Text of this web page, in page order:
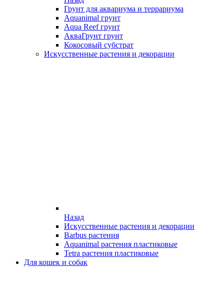
Грунт для аквариума и террариума
Aquanimal грунт
Aqua Reef грунт
АкваГрунт грунт
Кокосовый субстрат
Искусственные растения и декорации
Назад
Искусственные растения и декорации
Barbus растения
Aquanimal растения пластиковые
Tetra растения пластиковые
Для кошек и собак